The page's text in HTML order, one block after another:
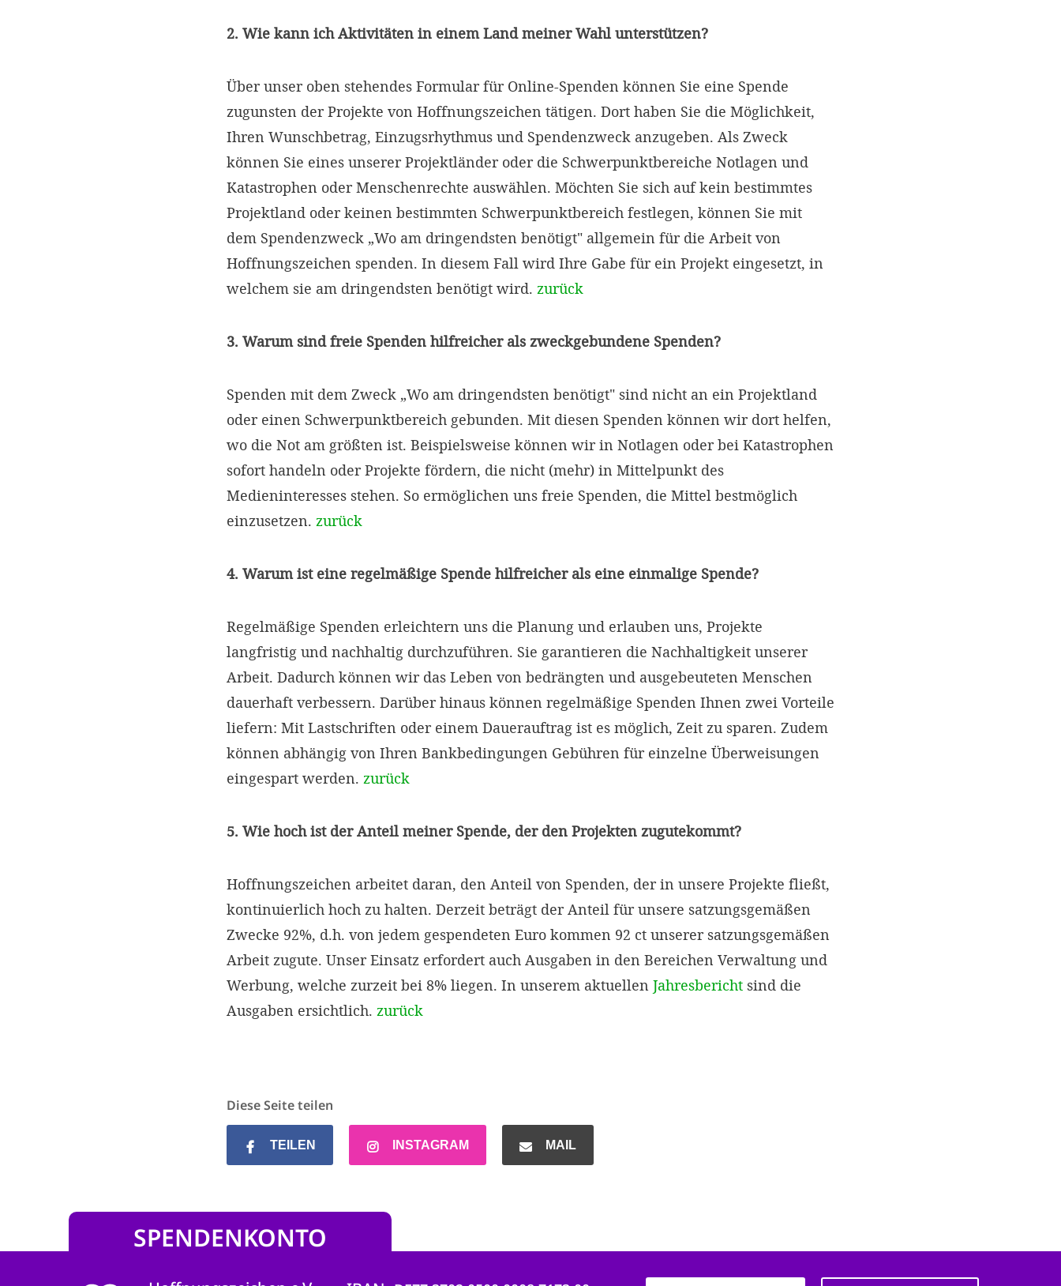
2. Wie kann ich Aktivitäten in einem Land meiner Wahl unterstützen?
Über unser oben stehendes Formular für Online-Spenden können Sie eine Spende
zugunsten der Projekte von Hoffnungszeichen tätigen. Dort haben Sie die Möglichkeit,
Ihren Wunschbetrag, Einzugsrhythmus und Spendenzweck anzugeben. Als Zweck
können Sie eines unserer Projektländer oder die Schwerpunktbereiche Notlagen und
Katastrophen oder Menschenrechte auswählen. Möchten Sie sich auf kein bestimmtes
Projektland oder keinen bestimmten Schwerpunktbereich festlegen, können Sie mit
dem Spendenzweck „Wo am dringendsten benötigt" allgemein für die Arbeit von
Hoffnungszeichen spenden. In diesem Fall wird Ihre Gabe für ein Projekt eingesetzt, in
welchem sie am dringendsten benötigt wird. zurück
3. Warum sind freie Spenden hilfreicher als zweckgebundene Spenden?
Spenden mit dem Zweck „Wo am dringendsten benötigt" sind nicht an ein Projektland
oder einen Schwerpunktbereich gebunden. Mit diesen Spenden können wir dort helfen,
wo die Not am größten ist. Beispielsweise können wir in Notlagen oder bei Katastrophen
sofort handeln oder Projekte fördern, die nicht (mehr) in Mittelpunkt des
Medieninteresses stehen. So ermöglichen uns freie Spenden, die Mittel bestmöglich
einzusetzen. zurück
4. Warum ist eine regelmäßige Spende hilfreicher als eine einmalige Spende?
Regelmäßige Spenden erleichtern uns die Planung und erlauben uns, Projekte
langfristig und nachhaltig durchzuführen. Sie garantieren die Nachhaltigkeit unserer
Arbeit. Dadurch können wir das Leben von bedrängten und ausgebeuteten Menschen
dauerhaft verbessern. Darüber hinaus können regelmäßige Spenden Ihnen zwei Vorteile
liefern: Mit Lastschriften oder einem Dauerauftrag ist es möglich, Zeit zu sparen. Zudem
können abhängig von Ihren Bankbedingungen Gebühren für einzelne Überweisungen
eingespart werden. zurück
5. Wie hoch ist der Anteil meiner Spende, der den Projekten zugutekommt?
Hoffnungszeichen arbeitet daran, den Anteil von Spenden, der in unsere Projekte fließt,
kontinuierlich hoch zu halten. Derzeit beträgt der Anteil für unsere satzungsgemäßen
Zwecke 92%, d.h. von jedem gespendeten Euro kommen 92 ct unserer satzungsgemäßen
Arbeit zugute. Unser Einsatz erfordert auch Ausgaben in den Bereichen Verwaltung und
Werbung, welche zurzeit bei 8% liegen. In unserem aktuellen Jahresbericht sind die
Ausgaben ersichtlich. zurück
Diese Seite teilen
TEILEN INSTAGRAM MAIL
SPENDENKONTO